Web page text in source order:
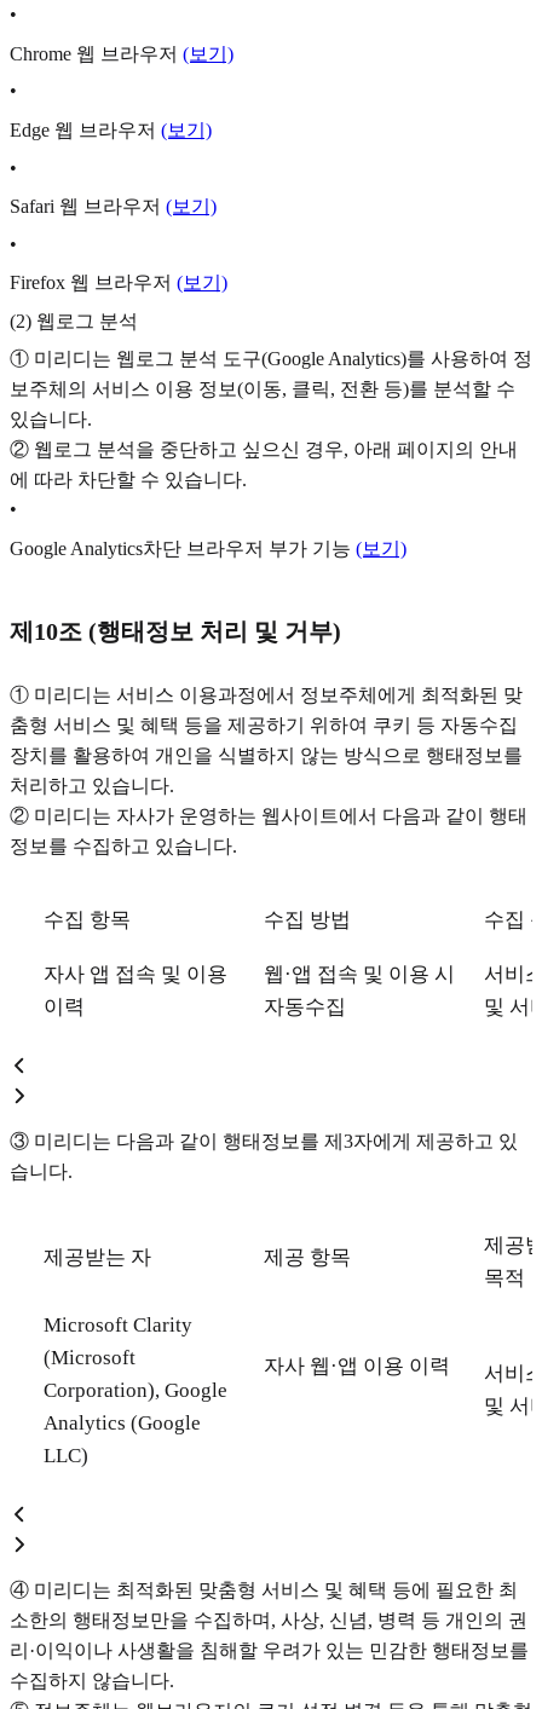
•
Chrome 웹 브라우저 (보기)
•
Edge 웹 브라우저 (보기)
•
Safari 웹 브라우저 (보기)
•
Firefox 웹 브라우저 (보기)
(2) 웹로그 분석
① 미리디는 웹로그 분석 도구(Google Analytics)를 사용하여 정
보주체의 서비스 이용 정보(이동, 클릭, 전환 등)를 분석할 수
있습니다.
② 웹로그 분석을 중단하고 싶으신 경우, 아래 페이지의 안내
에 따라 차단할 수 있습니다.
•
Google Analytics차단 브라우저 부가 기능 (보기)
제10조 (행태정보 처리 및 거부)
① 미리디는 서비스 이용과정에서 정보주체에게 최적화된 맞
춤형 서비스 및 혜택 등을 제공하기 위하여 쿠키 등 자동수집
장치를 활용하여 개인을 식별하지 않는 방식으로 행태정보를
처리하고 있습니다.
② 미리디는 자사가 운영하는 웹사이트에서 다음과 같이 행태
정보를 수집하고 있습니다.
수집 항목 수집 방법 수집
자사 앱 접속 및 이용
이력
웹·앱 접속 및 이용 시
자동수집
서비
및 서
③ 미리디는 다음과 같이 행태정보를 제3자에게 제공하고 있
습니다.
제공받는 자 제공 항목
제공
목적
Microsoft Clarity
(Microsoft
Corporation), Google
Analytics (Google
LLC)
자사 웹·앱 이용 이력
서비
및 서
④ 미리디는 최적화된 맞춤형 서비스 및 혜택 등에 필요한 최
소한의 행태정보만을 수집하며, 사상, 신념, 병력 등 개인의 권
리·이익이나 사생활을 침해할 우려가 있는 민감한 행태정보를
수집하지 않습니다.